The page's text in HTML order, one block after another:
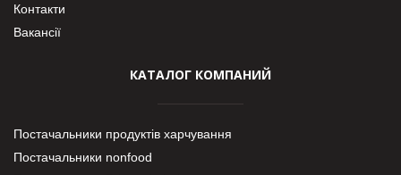
Контакти
Вакансії
КАТАЛОГ КОМПАНИЙ
Постачальники продуктів харчування
Постачальники nonfood